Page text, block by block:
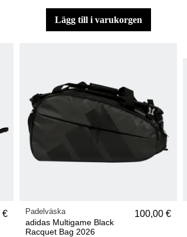
lägg till i varukorgen
€ Padelväska
adidas Multigame Black
Racquet Bag 2026
100,00 €